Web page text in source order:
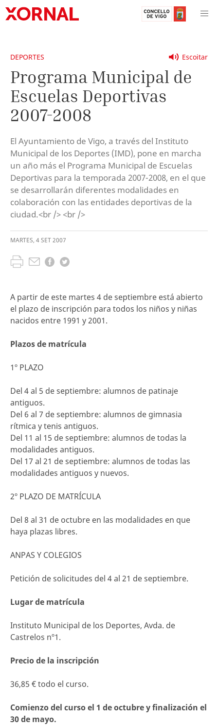
Escoitar
DEPORTES
Programa Municipal de
Escuelas Deportivas
2007-2008
El Ayuntamiento de Vigo, a través del Instituto
Municipal de los Deportes (IMD), pone en marcha
un año más el Programa Municipal de Escuelas
Deportivas para la temporada 2007-2008, en el que
se desarrollarán diferentes modalidades en
colaboración con las entidades deportivas de la
ciudad.<br /> <br />
MARTES, 4SET2007
A partir de este martes 4 de septiembre está abierto
el plazo de inscripción para todos los niños y niñas
nacidos entre 1991 y 2001.
Plazos de matrícula
1º PLAZO
Del 4 al 5 de septiembre: alumnos de patinaje
antiguos.
Del 6 al 7 de septiembre: alumnos de gimnasia
rítmica y tenis antiguos.
Del 11 al 15 de septiembre: alumnos de todas la
modalidades antiguos.
Del 17 al 21 de septiembre: alumnos de todas las
modalidades antiguos y nuevos.
2º PLAZO DE MATRÍCULA
Del 8 al 31 de octubre en las modalidades en que
haya plazas libres.
ANPAS Y COLEGIOS
Petición de solicitudes del 4 al 21 de septiembre.
Lugar de matrícula
Instituto Municipal de los Deportes, Avda. de
Castrelos nº1.
Precio de la inscripción
36,85 € todo el curso.
Comienzo del curso el 1 de octubre y finalización el
30 de mayo.